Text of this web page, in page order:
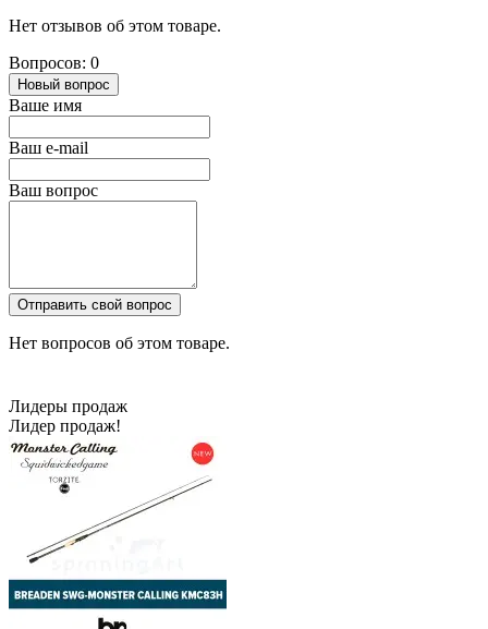
Нет отзывов об этом товаре.
Вопросов: 0
Новый вопрос
Ваше имя
Ваш e-mail
Ваш вопрос
Отправить свой вопрос
Нет вопросов об этом товаре.
Лидеры продаж
Лидер продаж!